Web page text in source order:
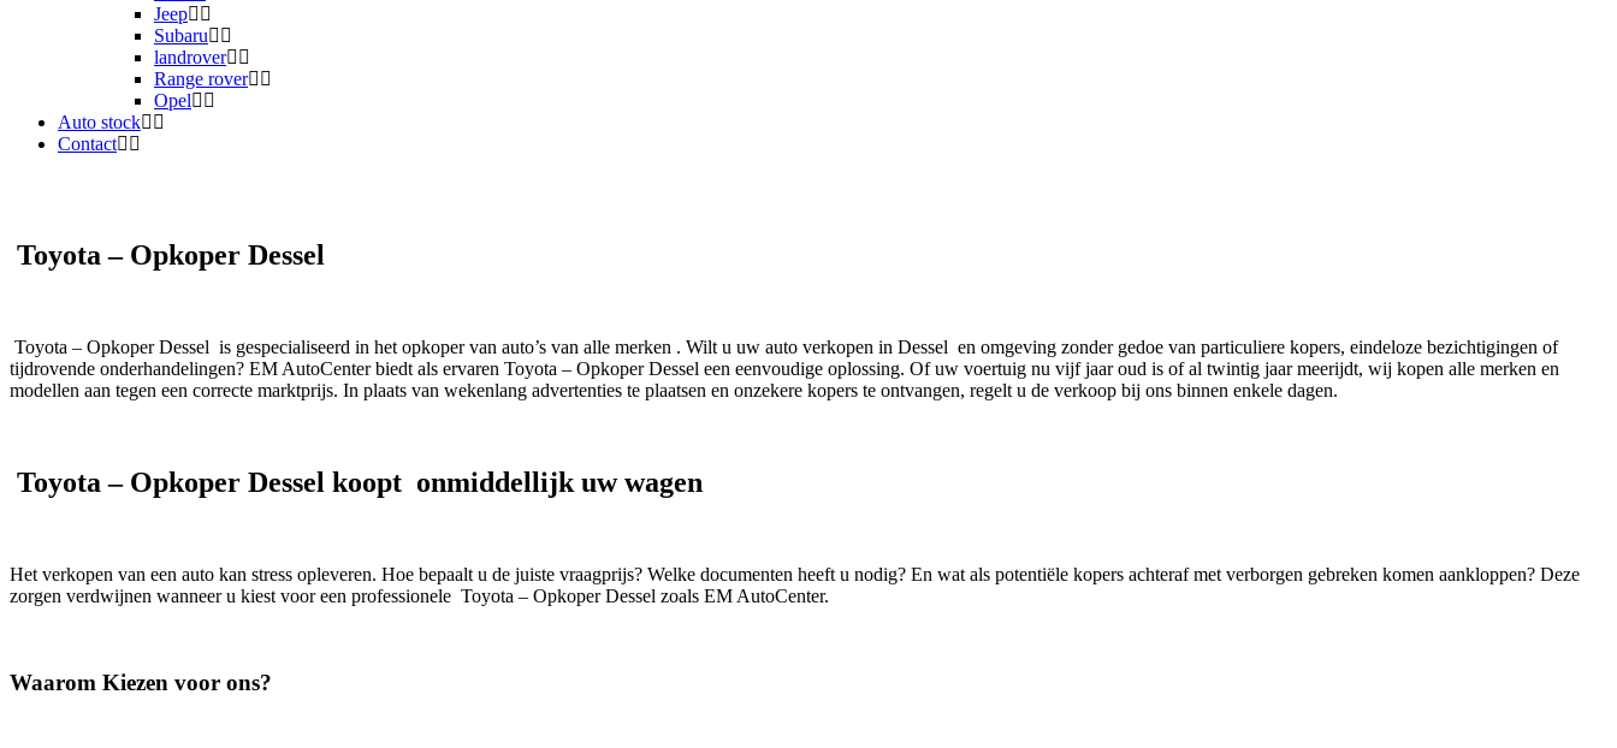
Jeep
Subaru
landrover
Range rover
Opel
Auto stock
Contact
Toyota – Opkoper Dessel
Toyota – Opkoper Dessel is gespecialiseerd in het opkoper van auto’s van alle merken . Wilt u uw auto verkopen in Dessel en omgeving zonder gedoe van particuliere kopers, eindeloze bezichtigingen of
tijdrovende onderhandelingen? EM AutoCenter biedt als ervaren Toyota – Opkoper Dessel een eenvoudige oplossing. Of uw voertuig nu vijf jaar oud is of al twintig jaar meerijdt, wij kopen alle merken en
modellen aan tegen een correcte marktprijs. In plaats van wekenlang advertenties te plaatsen en onzekere kopers te ontvangen, regelt u de verkoop bij ons binnen enkele dagen.
Toyota – Opkoper Dessel koopt onmiddellijk uw wagen
Het verkopen van een auto kan stress opleveren. Hoe bepaalt u de juiste vraagprijs? Welke documenten heeft u nodig? En wat als potentiële kopers achteraf met verborgen gebreken komen aankloppen? Deze
zorgen verdwijnen wanneer u kiest voor een professionele Toyota – Opkoper Dessel zoals EM AutoCenter.
Waarom Kiezen voor ons?